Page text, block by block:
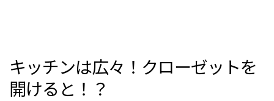
キッチンは広々！クローゼットを
開けると！？